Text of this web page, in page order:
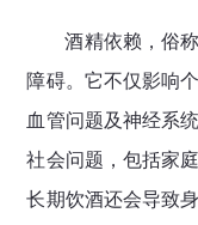
酒精依赖，俗
障碍。它不仅影响
血管问题及神经系
社会问题，包括家
长期饮酒还会导致